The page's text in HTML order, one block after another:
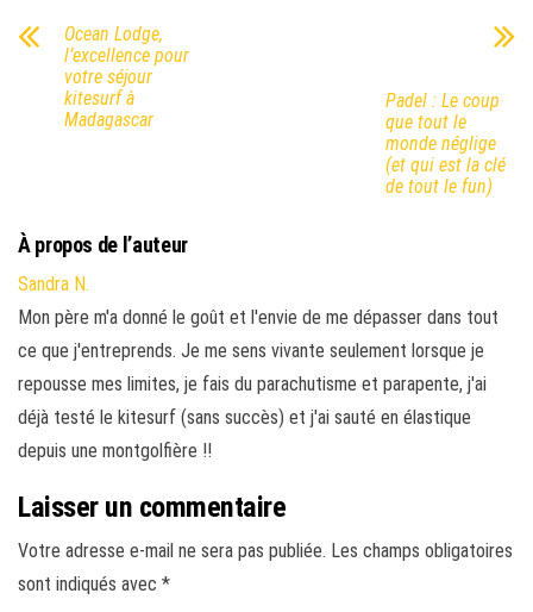
Ocean Lodge,
l’excellence pour
votre séjour
kitesurf à
Madagascar
Padel : Le coup
que tout le
monde néglige
(et qui est la clé
de tout le fun)
À propos de l’auteur
Sandra N.
Mon père m'a donné le goût et l'envie de me dépasser dans tout
ce que j'entreprends. Je me sens vivante seulement lorsque je
repousse mes limites, je fais du parachutisme et parapente, j'ai
déjà testé le kitesurf (sans succès) et j'ai sauté en élastique
depuis une montgolfière !!
Laisser un commentaire
Votre adresse e-mail ne sera pas publiée. Les champs obligatoires
sont indiqués avec *